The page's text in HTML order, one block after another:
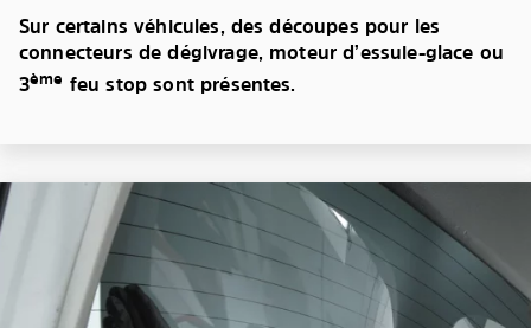
Sur certains véhicules, des découpes pour les
connecteurs de dégivrage, moteur d’essuie-glace ou
3ème feu stop sont présentes.